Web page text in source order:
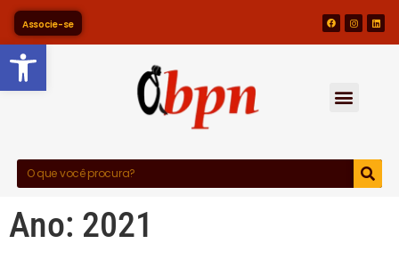
Barra de Ferramentas
Associe-se
Ano: 2021